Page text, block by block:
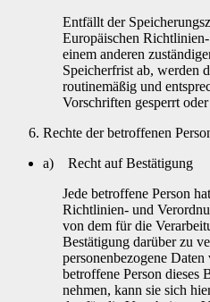
Entfällt der
Europäischen
einem anderen
Speicherfrist ab, werden
routinemäßig und
Vorschriften gesperrt
Rechte der betroffenen
a) Recht auf Bestätigung
Jede betroffene Person
Richtlinien- und
von dem für die
Bestätigung darüber zu
personenbezogene
betroffene Person dieses
nehmen, kann sie sich